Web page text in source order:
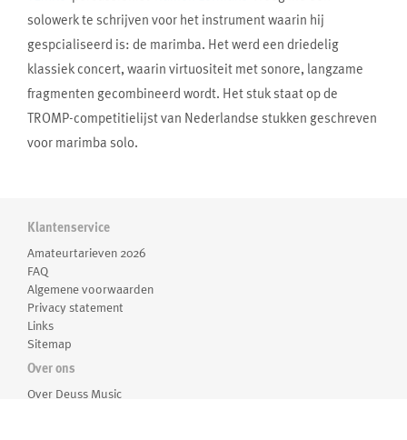
solowerk te schrijven voor het instrument waarin hij
gespcialiseerd is: de marimba. Het werd een driedelig
klassiek concert, waarin virtuositeit met sonore, langzame
fragmenten gecombineerd wordt. Het stuk staat op de
TROMP-competitielijst van Nederlandse stukken geschreven
voor marimba solo.
Klantenservice
Amateurtarieven 2026
FAQ
Algemene voorwaarden
Privacy statement
Links
Sitemap
Over ons
Over Deuss Music